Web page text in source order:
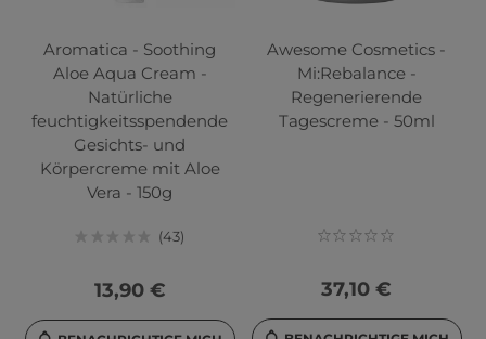
Aromatica - Soothing
Aloe Aqua Cream -
Natürliche
feuchtigkeitsspendende
Gesichts- und
Körpercreme mit Aloe
Vera - 150g
43
13,90 €
Awesome Cosmetics -
Mi:Rebalance -
Regenerierende
Tagescreme - 50ml
37,10 €